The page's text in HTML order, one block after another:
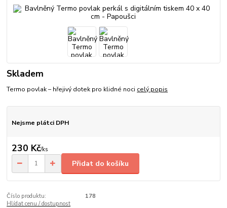
Skladem
Termo povlak – hřejivý dotek pro klidné noci celý popis
Nejsme plátci DPH
230 Kč/ks
Přidat do košíku
Číslo produktu:
178
Hlídat cenu / dostupnost